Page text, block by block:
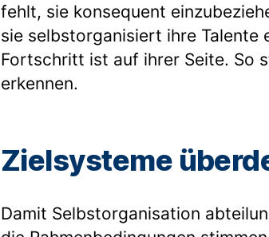
fehlt, sie konsequent
sie selbstorganisiert ihre Talente
Fortschritt ist auf ihrer Seite. So
erkennen.
Zielsysteme
Damit Selbstorganisation